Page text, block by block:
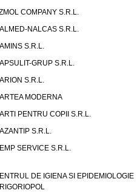
COMPANY S.R.L.
NALCAS S.R.L.
S.R.L.
GRUP S.R.L.
S.R.L.
MODERNA
PENTRU COPII S.R.L.
S.R.L.
SERVICE S.R.L.
DE IGIENA SI EPIDEMIOLOGIE